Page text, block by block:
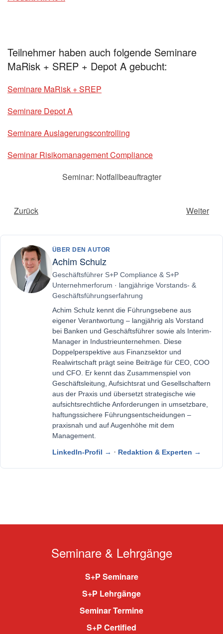
Teilnehmer haben auch folgende Seminare
MaRisk + SREP + Depot A gebucht:
Seminare MaRisk + SREP
Seminare Depot A
Seminare Auslagerungscontrolling
Seminar Risikomanagement Compliance
Seminar: Notfallbeauftragter
Zurück Weiter
ÜBER DEN AUTOR
Achim Schulz
Geschäftsführer S+P Compliance & S+P
Unternehmerforum · langjährige Vorstands- &
Geschäftsführungserfahrung
Achim Schulz kennt die Führungsebene aus
eigener Verantwortung – langjährig als Vorstand
bei Banken und Geschäftsführer sowie als Interim-
Manager in Industrieunternehmen. Diese
Doppelperspektive aus Finanzsektor und
Realwirtschaft prägt seine Beiträge für CEO, COO
und CFO. Er kennt das Zusammenspiel von
Geschäftsleitung, Aufsichtsrat und Gesellschaftern
aus der Praxis und übersetzt strategische wie
aufsichtsrechtliche Anforderungen in umsetzbare,
haftungssichere Führungsentscheidungen –
praxisnah und auf Augenhöhe mit dem
Management.
LinkedIn-Profil → · Redaktion & Experten →
Seminare & Lehrgänge
S+P Seminare
S+P Lehrgänge
Seminar Termine
S+P Certified